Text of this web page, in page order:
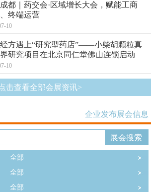
成都｜药交会·区域增长大会，赋能工商
终端运营
10
方遇上“研究型药店”——小柴胡颗粒真
研究项目在北京同仁堂佛山连锁启动
10
击查看全部会展资讯>
企业发布展会信息
全部
全部
全部